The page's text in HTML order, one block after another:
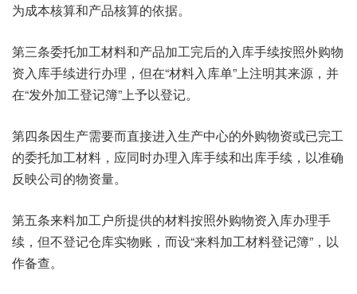
为成本核算和产品核算的依据。
第三条委托加工材料和产品加工完后的入库手续按照外购物
资入库手续进行办理，但在“材料入库单”上注明其来源，并
在“发外加工登记簿”上予以登记。
第四条因生产需要而直接进入生产中心的外购物资或已完工
的委托加工材料，应同时办理入库手续和出库手续，以准确
反映公司的物资量。
第五条来料加工户所提供的材料按照外购物资入库办理手
续，但不登记仓库实物账，而设“来料加工材料登记簿”，以
作备查。